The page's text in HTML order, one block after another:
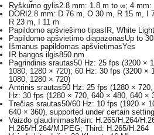
Ryškumo gylis2.8 mm: 1.8 m to ∞; 4
DORI 2.8 mm: D 76 m, O 30 m, R 15 m, I
R 23 m, I 11 m
Papildomo apšviešimo tipas IR, White Light
Papildomo apšvietimo diapazonasUp to
Išmanus papildomas apšvietimasYes
IR bangos ilgis850 nm
Pagrindinis srautas50 Hz: 25 fps (3200 ×
1080, 1280 × 720); 60 Hz: 30 fps (3200 ×
1080, 1280 × 720)
Antrinis srautas50 Hz: 25 fps (1280 ×
Hz: 30 fps (1280 × 720, 640 × 480, 640 ×
Trečias srautas50/60 Hz: 10 fps (1920 ×
640 × 360), supported under certain
Vaizdo glaudinimas Main: H.265/H.264/
H.265/H.264/MJPEG; Third: H.265/H.264